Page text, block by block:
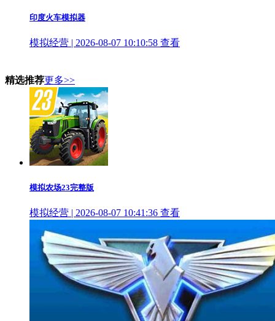
印度火车模拟器
模拟经营 | 2026-08-07 10:10:58 查看
精选推荐更多>>
模拟农场23完整版
模拟经营 | 2026-08-07 10:41:36 查看